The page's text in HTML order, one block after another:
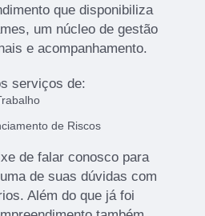
que disponibiliza
um núcleo de gestão
e acompanhamento.
serviços de:
de Riscos
de falar conosco para
de suas dúvidas com
Além do que já foi